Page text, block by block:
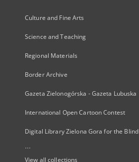
Culture and Fine Arts
Science and Teaching
Regional Materials
Border Archive
Gazeta Zielonogórska - Gazeta Lubuska
International Open Cartoon Contest
Digital Library Zielona Gora for the Blind
...
View all collections